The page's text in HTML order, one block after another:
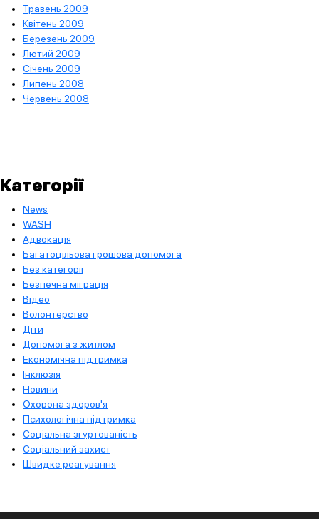
Травень 2009
Квітень 2009
Березень 2009
Лютий 2009
Січень 2009
Липень 2008
Червень 2008
Категорії
News
WASH
Адвокація
Багатоцільова грошова допомога
Без категорії
Безпечна міграція
Відео
Волонтерство
Діти
Допомога з житлом
Економічна підтримка
Інклюзія
Новини
Охорона здоров'я
Психологічна підтримка
Соціальна згуртованість
Соціальний захист
Швидке реагування